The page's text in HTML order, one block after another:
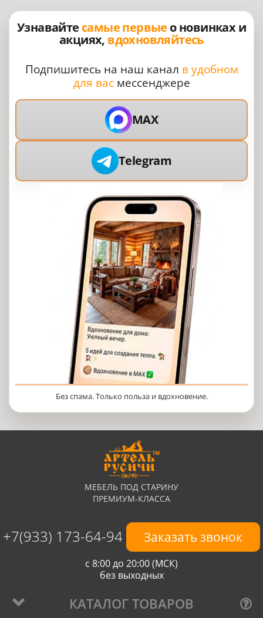
Узнавайте самые первые о новинках и
акциях, вдохновляйтесь
Подпишитесь на наш канал в удобном
для васмессенджере
MAX
Telegram
Без спама. Только польза и вдохновение.
МЕБЕЛЬ ПОД СТАРИНУ
ПРЕМИУМ-КЛАССА
+7(933) 173-64-94 Заказать звонок
с 8:00 до 20:00 (МСК)
без выходных
КАТАЛОГ ТОВАРОВ